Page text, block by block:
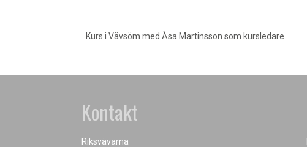
Kurs i Vävsöm med Åsa Martinsson som kursledare
Kontakt
Riksvävarna